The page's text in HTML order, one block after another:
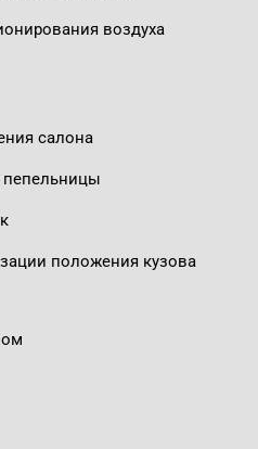
воздуха
салона
пепельницы
положения кузова